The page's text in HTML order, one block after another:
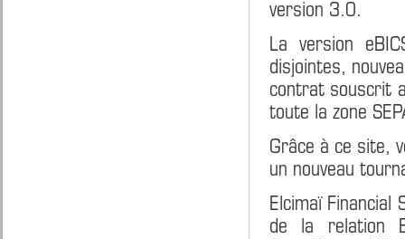
version 3.0.
La version
disjointes,
contrat souscrit
toute la zone
Grâce à ce site,
un nouveau
Elcimaï Financial
de la relation